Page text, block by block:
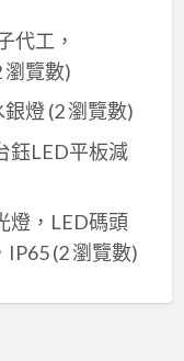
代工，
瀏覽數)
銀燈(2 瀏覽數)
鈺LED平板減
燈，LED碼頭
IP65(2 瀏覽數)